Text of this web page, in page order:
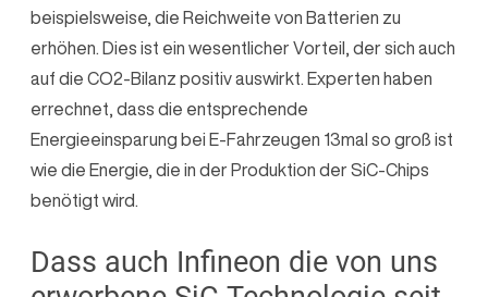
beispielsweise, die Reichweite von Batterien zu
erhöhen. Dies ist ein wesentlicher Vorteil, der sich auch
auf die CO2-Bilanz positiv auswirkt. Experten haben
errechnet, dass die entsprechende
Energieeinsparung bei E-Fahrzeugen 13mal so groß ist
wie die Energie, die in der Produktion der SiC-Chips
benötigt wird.
Dass auch Infineon die von uns